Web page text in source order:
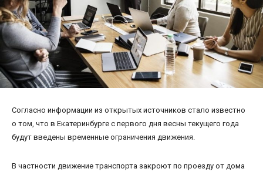
Согласно информации из открытых источников стало известно
о том, что в Екатеринбурге с первого дня весны текущего года
будут введены временные ограничения движения.
В частности движение транспорта закроют по проезду от дома